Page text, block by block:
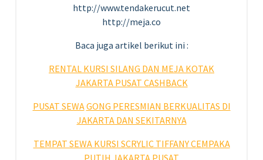
http://www.tendakerucut.net
http://meja.co
Baca juga artikel berikut ini :
RENTAL KURSI SILANG DAN MEJA KOTAK
JAKARTA PUSAT CASHBACK
PUSAT SEWAGONG PERESMIAN BERKUALITAS DI
JAKARTA DAN SEKITARNYA
TEMPAT SEWA KURSI SCRYLIC TIFFANY CEMPAKA
PUTIH JAKARTA PUSAT